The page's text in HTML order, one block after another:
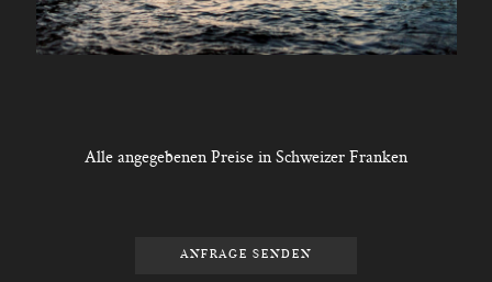
Alle angegebenen Preise in Schweizer Franken
ANFRAGE SENDEN